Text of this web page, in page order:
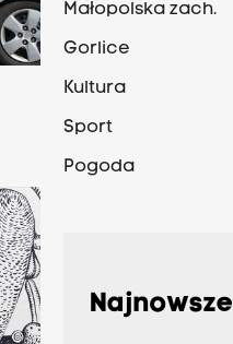
Małopolska zach.
Gorlice
Kultura
Sport
Pogoda
Najnowsze